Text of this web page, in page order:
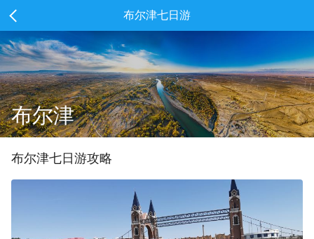
布尔津七日游
布尔津
布尔津七 日游攻略